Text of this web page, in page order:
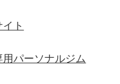
ト
パーソナルジム